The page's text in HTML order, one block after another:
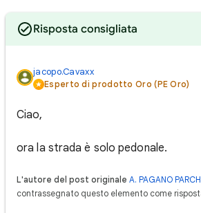
Risposta consigliata
jacopo.Cavaxx
Esperto di prodotto Oro (PE Oro)
Ciao,
ora la strada è solo pedonale.
L'autore del post originale A. PAGANO
contrassegnato questo elemento come